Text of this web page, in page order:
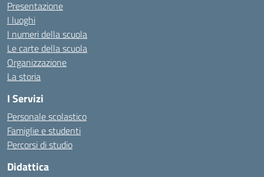
Presentazione
I luoghi
I numeri della scuola
Le carte della scuola
Organizzazione
La storia
I Servizi
Personale scolastico
Famiglie e studenti
Percorsi di studio
Didattica